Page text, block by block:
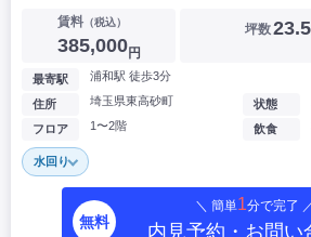
賃料（税込）
385,000円
坪数
最寄駅 浦和駅 徒歩3分
住所 埼玉県東高砂町
フロア 1〜2階
状態
飲食
水回り
無料
＼ 簡単1分で完了
内見予約・お問い